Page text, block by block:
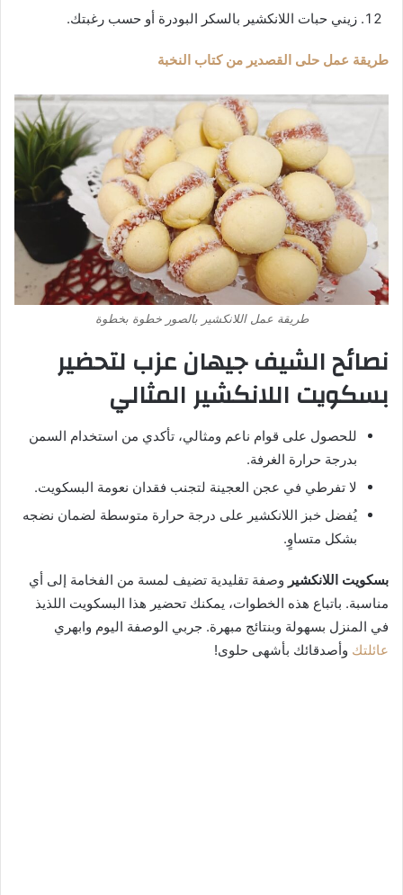
زيني حبات اللانكشير بالسكر البودرة أو حسب رغبتك.
طريقة عمل حلى القصدير من كتاب النخبة
طريقة عمل اللانكشير بالصور خطوة بخطوة
نصائح الشيف جيهان عزب لتحضير
بسكويت اللانكشير المثالي
للحصول على قوام ناعم ومثالي، تأكدي من استخدام السمن
بدرجة حرارة الغرفة.
لا تفرطي في عجن العجينة لتجنب فقدان نعومة البسكويت.
يُفضل خبز اللانكشير على درجة حرارة متوسطة لضمان نضجه
بشكل متساوٍ.
بسكويت اللانكشير وصفة تقليدية تضيف لمسة من الفخامة إلى أي
مناسبة. باتباع هذه الخطوات، يمكنك تحضير هذا البسكويت اللذيذ
في المنزل بسهولة وبنتائج مبهرة. جربي الوصفة اليوم وابهري
عائلتك وأصدقائك بأشهى حلوى!